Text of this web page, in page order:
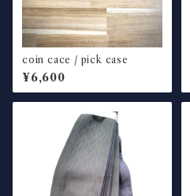
coin cace / pick case
¥6,600